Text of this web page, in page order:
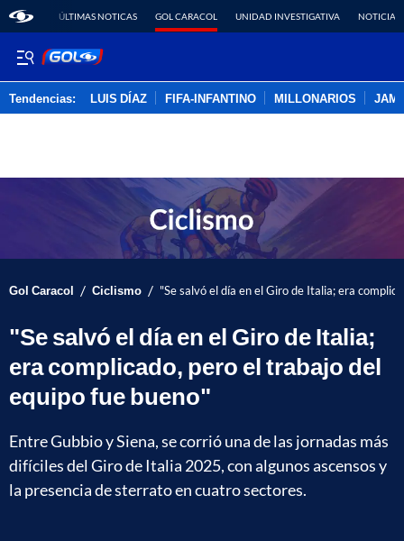
ÚLTIMAS NOTICAS GOL CARACOL UNIDAD INVESTIGATIVA NOTICIAS
Tendencias: LUIS DÍAZ FIFA-INFANTINO MILLONARIOS
Gol Caracol / Ciclismo / "Se salvó el día en el Giro de Italia; era
"Se salvó el día en el Giro de Italia;
era complicado, pero el trabajo del
equipo fue bueno"
Entre Gubbio y Siena, se corrió una de las jornadas más
difíciles del Giro de Italia 2025, con algunos ascensos y
la presencia de sterrato en cuatro sectores.